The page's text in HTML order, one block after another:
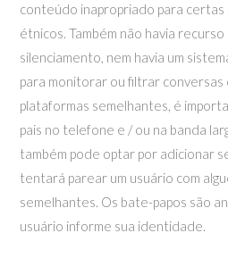
conteúdo inapropriado para certas
étnicos. Também não havia
silenciamento, nem havia um
para monitorar ou filtrar
plataformas semelhantes, é
pais no telefone e / ou na banda
também pode optar por adicionar
tentará parear um usuário com
semelhantes. Os bate-papos são
usuário informe sua identidade.